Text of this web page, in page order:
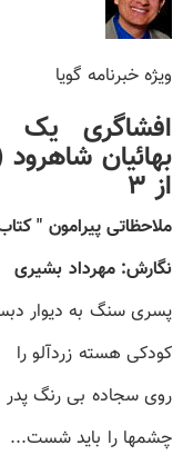
ویژه خبرنامه گویا
افشاگری یک
بهائیان شاهرود (۸ اوت ۱۹۴۴
از ۳
ملاحظاتی پیرامون "
نگارش: مهرداد بشیری
پسری سنگ به دیوار
کودکی هسته زردآلو را
روی سجاده بی رنگ
چشمها را باید شست...